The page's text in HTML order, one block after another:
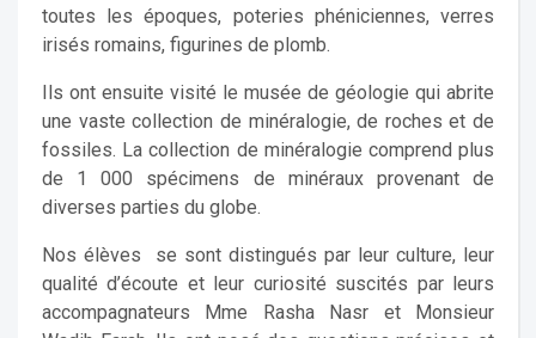
toutes les époques, poteries phéniciennes, verres
irisés romains, figurines de plomb.
Ils ont ensuite visité le musée de géologie qui abrite
une vaste collection de minéralogie, de roches et de
fossiles. La collection de minéralogie comprend plus
de 1 000 spécimens de minéraux provenant de
diverses parties du globe.
Nos élèves se sont distingués par leur culture, leur
qualité d’écoute et leur curiosité suscités par leurs
accompagnateurs Mme Rasha Nasr et Monsieur